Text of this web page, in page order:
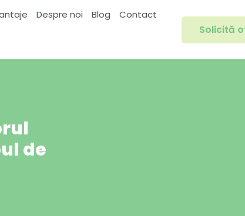
Despre noi Blog Contact
Solicită
de